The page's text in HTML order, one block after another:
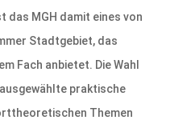
das MGH damit eines von
Stadtgebiet, das
Fach anbietet. Die Wahl
praktische
Themen